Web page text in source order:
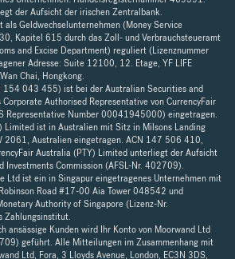
der Aufsicht der irischen Zentralbank.
als Geldwechselunternehmen (Money Service
Kapitel 615 durch das Zoll- und Verbrauchsteueramt
and Excise Department) reguliert (Lizenznummer
Adresse: Suite 12100, 12. Etage, YF LIFE
Chai, Hongkong.
154 043 455) ist bei der Australian Securities and
Corporate Authorised Representative von CurrencyFair
Representative Number 00041945000) eingetragen.
Limited ist in Australien mit Sitz in Milsons Landing
2061, Australien eingetragen. ACN 147 506 410,
Australia (PTY) Limited unterliegt der Aufsicht
Investments Commission (AFSL-Nr. 402709).
Ltd ist ein in Singapur eingetragenes Unternehmen mit
Road #17-00 Aia Tower 048542 und
Authority of Singapore (Lizenz-Nr.
Zahlungsinstitut.
ansässige Kunden wird Ihr Konto von Moorwand Ltd
geführt. Alle Mitteilungen im Zusammenhang mit
Ltd, Fora, 3 Lloyds Avenue, London, EC3N 3DS,